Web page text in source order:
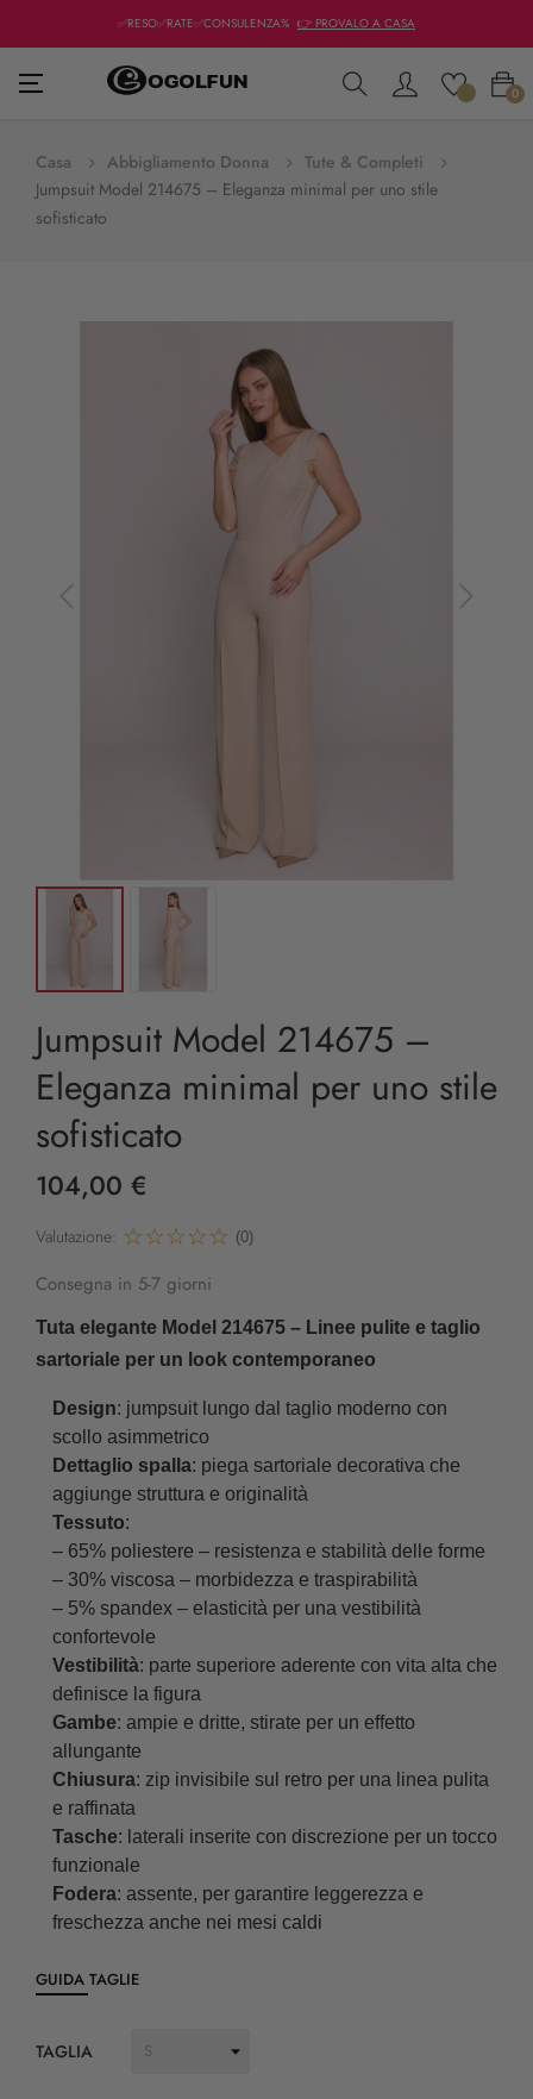
✅RESO✅RATE✅CONSULENZA% 👉 PROVALO A CASA
navigazione
☰ 0
Casa Abbigliamento Donna
Tute & Completi
Jumpsuit Model 214675 – Eleganza minimal per uno stile
sofisticato
Jumpsuit Model 214675 –
Eleganza minimal per uno stile
sofisticato
104,00 €
Valutazione: (0)
Consegna in 5-7 giorni
Tuta elegante Model 214675 – Linee pulite e taglio
sartoriale per un look contemporaneo
Design: jumpsuit lungo dal taglio moderno con
scollo asimmetrico
Dettaglio spalla: piega sartoriale decorativa che
aggiunge struttura e originalità
Tessuto:
– 65% poliestere – resistenza e stabilità delle forme
– 30% viscosa – morbidezza e traspirabilità
– 5% spandex – elasticità per una vestibilità
confortevole
Vestibilità: parte superiore aderente con vita alta che
definisce la figura
Gambe: ampie e dritte, stirate per un effetto
allungante
Chiusura: zip invisibile sul retro per una linea pulita
e raffinata
Tasche: laterali inserite con discrezione per un tocco
funzionale
Fodera: assente, per garantire leggerezza e
freschezza anche nei mesi caldi
GUIDA TAGLIE
TAGLIA